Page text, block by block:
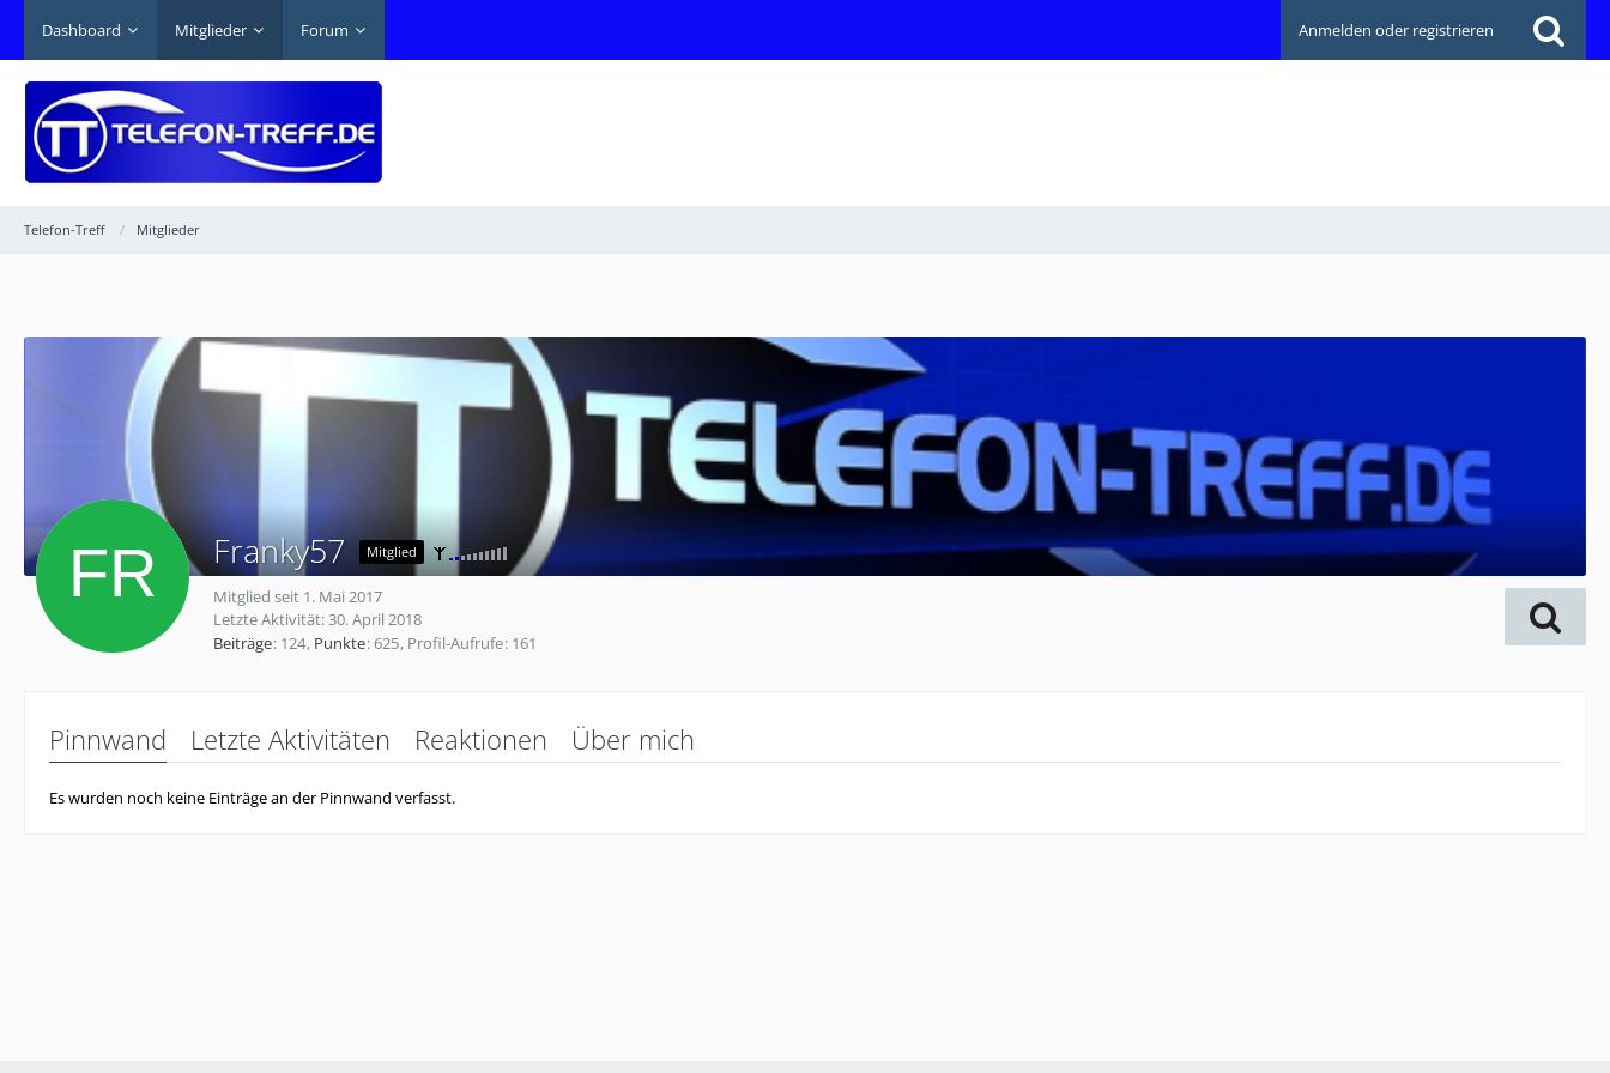
Dashboard Mitglieder Forum Anmelden oder registrieren
Telefon-Treff Mitglieder
Franky57 Mitglied
Mitglied seit 1. Mai 2017
Letzte Aktivität:30. April 2018
Beiträge 124 Punkte 625 Profil-Aufrufe 161
Pinnwand Letzte Aktivitäten Reaktionen Über mich
Es wurden noch keine Einträge an der Pinnwand verfasst.